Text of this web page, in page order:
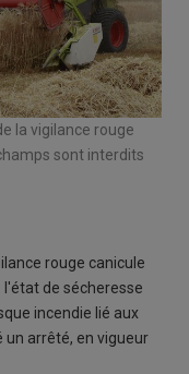
la vigilance rouge
sont interdits
rouge canicule
l'état de sécheresse
incendie lié aux
un arrêté, en vigueur